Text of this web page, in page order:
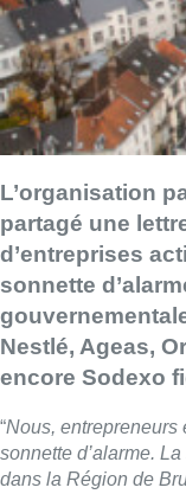
L’organisation
partagé une
d’entreprises
sonnette
Nestlé, Ageas,
encore Sodexo
“Nous, entrepreneurs
sonnette d’alarme.
dans la Région de